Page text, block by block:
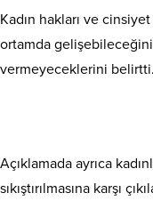
Kadın hakları ve
ortamda
vermeyeceklerini belirtti.
Açıklamada ayrıca
sıkıştırılmasına karşı